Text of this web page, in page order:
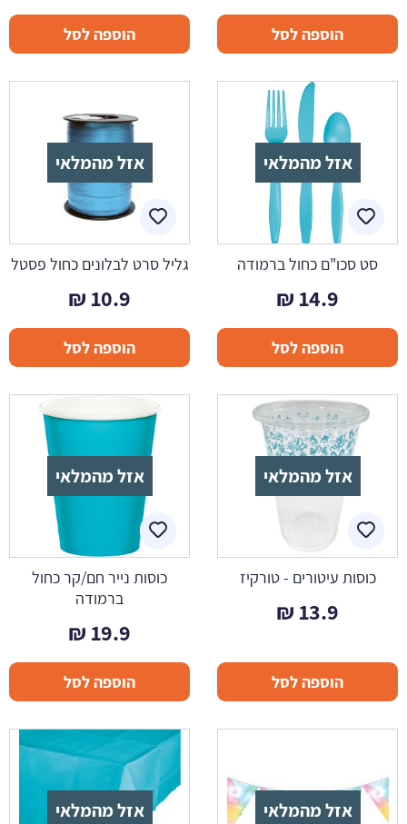
הוספה לסל הוספה לסל
אזל מהמלאי
סט סכו"ם כחול ברמודה
14.9
₪
הוספה לסל
אזל מהמלאי
גליל סרט לבלונים כחול פסטל
10.9
₪
הוספה לסל
אזל מהמלאי
כוסות עיטורים - טורקיז
13.9
₪
הוספה לסל
אזל מהמלאי
כוסות נייר חם/קר כחול
ברמודה
19.9
₪
הוספה לסל
אזל מהמלאי אזל מהמלאי